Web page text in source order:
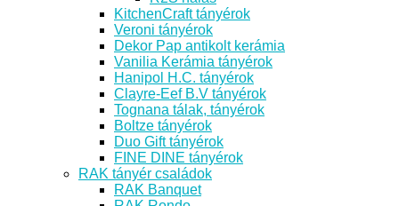
KitchenCraft tányérok
Veroni tányérok
Dekor Pap antikolt kerámia
Vanilia Kerámia tányérok
Hanipol H.C. tányérok
Clayre-Eef B.V tányérok
Tognana tálak, tányérok
Boltze tányérok
Duo Gift tányérok
FINE DINE tányérok
RAK tányér családok
RAK Banquet